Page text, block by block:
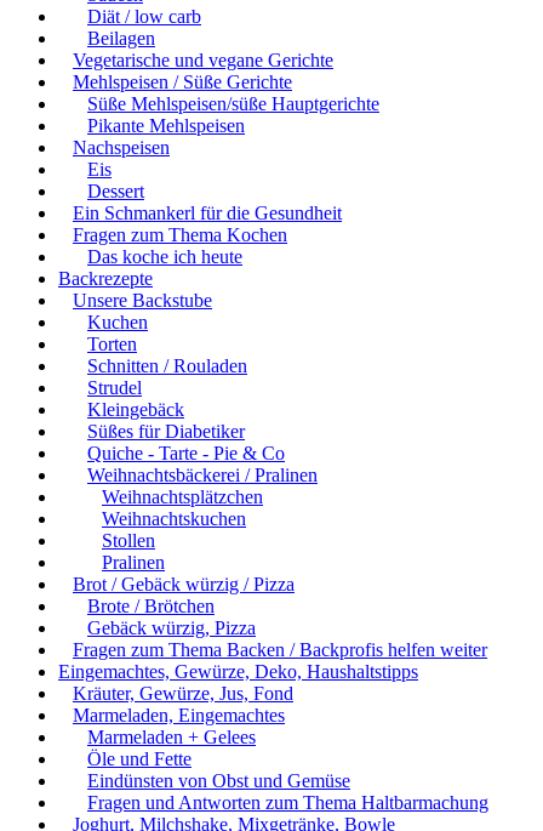
Diät / low carb
Beilagen
Vegetarische und vegane Gerichte
Mehlspeisen / Süße Gerichte
Süße Mehlspeisen/süße Hauptgerichte
Pikante Mehlspeisen
Nachspeisen
Eis
Dessert
Ein Schmankerl für die Gesundheit
Fragen zum Thema Kochen
Das koche ich heute
Backrezepte
Unsere Backstube
Kuchen
Torten
Schnitten / Rouladen
Strudel
Kleingebäck
Süßes für Diabetiker
Quiche - Tarte - Pie & Co
Weihnachtsbäckerei / Pralinen
Weihnachtsplätzchen
Weihnachtskuchen
Stollen
Pralinen
Brot / Gebäck würzig / Pizza
Brote / Brötchen
Gebäck würzig, Pizza
Fragen zum Thema Backen / Backprofis helfen weiter
Eingemachtes, Gewürze, Deko, Haushaltstipps
Kräuter, Gewürze, Jus, Fond
Marmeladen, Eingemachtes
Marmeladen + Gelees
Öle und Fette
Eindünsten von Obst und Gemüse
Fragen und Antworten zum Thema Haltbarmachung
Joghurt, Milchshake, Mixgetränke, Bowle